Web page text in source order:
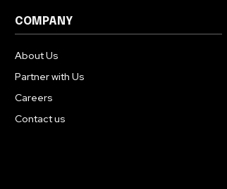
COMPANY
About Us
Partner with Us
Careers
Contact us